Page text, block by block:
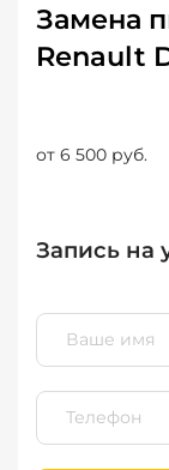
Замена
Renault
от 6 500 руб.
Запись на